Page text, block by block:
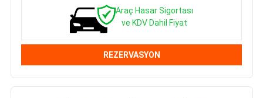
Araç Hasar Sigortası
ve KDV Dahil Fiyat
REZERVASYON